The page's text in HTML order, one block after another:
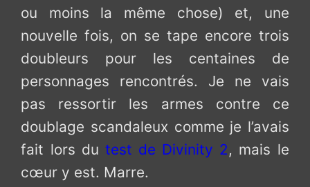
ou moins la même chose) et, une
nouvelle fois, on se tape encore trois
doubleurs pour les centaines de
personnages rencontrés. Je ne vais
pas ressortir les armes contre ce
doublage scandaleux comme je l’avais
fait lors du test de Divinity 2, mais le
cœur y est. Marre.